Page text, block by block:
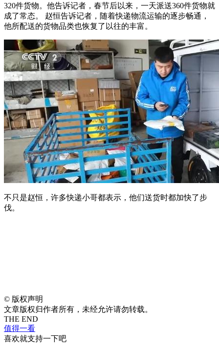
320件货物。他告诉记者，春节后以来，一天派送360件货物就
成了常态。 赵恒告诉记者，随着快递物流运输的逐步畅通，
他所配送的货物品类也恢复了以往的丰富。
不只是赵恒，许多快递小哥都表示，他们送货时都加快了步
伐。
© 版权声明
文章版权归作者所有，未经允许请勿转载。
THE END
值得一看
喜欢就支持一下吧